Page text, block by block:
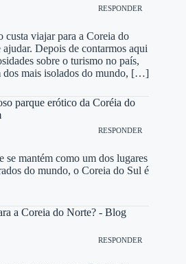
RESPONDER
viajar para a Coreia do
Depois de contarmos aqui
sobre o turismo no país,
dos mais isolados do mundo, […]
parque erótico da Coréia do
RESPONDER
mantém como um dos lugares
do mundo, o Coreia do Sul é
a Coreia do Norte? - Blog
RESPONDER